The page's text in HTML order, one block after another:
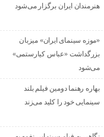
هنرمندان ایران برگزار می‌شود
«موزه سینمای ایران» میزبان
بزرگداشت «عباس کیارستمی»
می‌شود
بهاره رهنما دومین فیلم بلند
سینمایی خود را کلید می‌زند